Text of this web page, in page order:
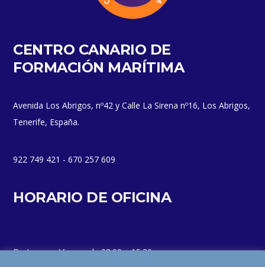
CENTRO CANARIO DE
FORMACIÓN MARÍTIMA
Avenida Los Abrigos, nº42 y Calle La Sirena nº16, Los Abrigos,
Tenerife, España.
922 749 421 - 670 257 609
HORARIO DE OFICINA
De Lunes a Viernes de 08:00 a 15:30